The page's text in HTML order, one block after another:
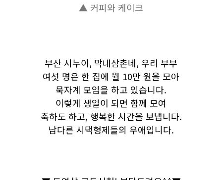
▲ 커피와 케이크
부산 시누이, 막내삼촌네, 우리 부부
여섯 명은 한 집에 월 10만 원을 모아
묵자계 모임을 하고 있습니다.
이렇게 생일이 되면 함께 모여
축하도 하고, 행복한 시간을 보냅니다.
남다른 시댁형제들의 우애입니다.